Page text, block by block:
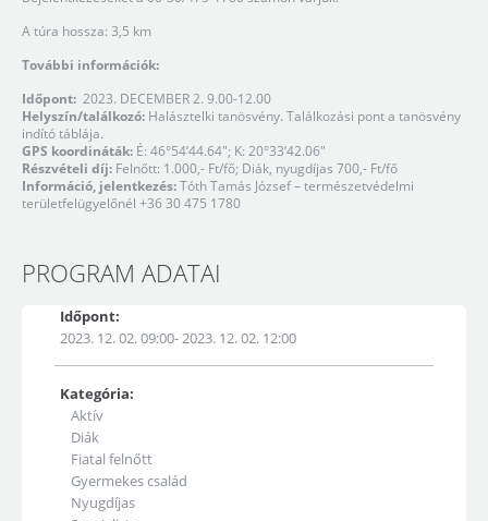
A túra hossza: 3,5 km
További információk:
Időpont: 2023. DECEMBER 2. 9.00-12.00
Helyszín/találkozó: Halásztelki tanösvény. Találkozási pont a tanösvény
indító táblája.
GPS koordináták: É: 46°54’44.64″; K: 20°33’42.06″
Részvételi díj: Felnőtt: 1.000,- Ft/fő; Diák, nyugdíjas 700,- Ft/fő
Információ, jelentkezés:Tóth Tamás József – természetvédelmi
területfelügyelőnél +36 30 475 1780
PROGRAM ADATAI
Időpont:
2023. 12. 02. 09:00- 2023. 12. 02. 12:00
Kategória:
Aktív
Diák
Fiatal felnőtt
Gyermekes család
Nyugdíjas